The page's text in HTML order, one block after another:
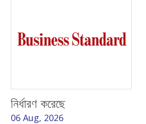
নির্ধারণ করেছে
06 Aug, 2026